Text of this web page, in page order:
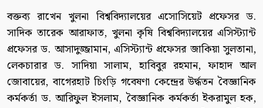
বক্তব্য রাখেন খুলনা বিশ্ববিদ্যালয়ের এসোসিয়েট প্রফেসর ড.
সাদিক তারেক আরাফাত, খুলনা কৃষি বিশ্ববিদ্যালয়ের এসিস্ট্যান্ট
প্রফেসর ড. আসাদুজ্জামান, এসিস্ট্যান্ট প্রফেসর জাকিয়া সুলতানা,
লেকচারার ড. সাদিয়া সালাম, হাবিবুর রহমান, ফাহাদ আল
জোবায়ের, বাগেরহাট চিংড়ি গবেষণা কেন্দ্রের উর্দ্ধতন বৈজ্ঞানিক
কর্মকর্তা ড. আরিফুল ইসলাম, বৈজ্ঞানিক কর্মকর্তা ইকরামুল হক,